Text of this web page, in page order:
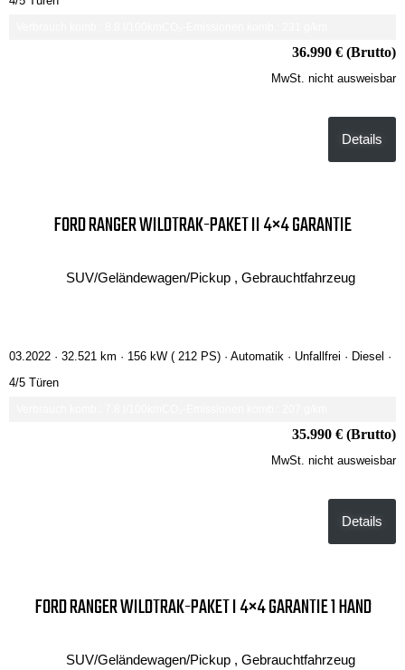
36.990 € (Brutto)
MwSt. nicht ausweisbar
Details
FORD RANGER WILDTRAK-PAKET II 4×4 GARANTIE
SUV/Geländewagen/Pickup , Gebrauchtfahrzeug
03.2022 · 32.521 km · 156 kW ( 212 PS) · Automatik · Unfallfrei · Diesel ·
4/5 Türen
35.990 € (Brutto)
MwSt. nicht ausweisbar
Details
FORD RANGER WILDTRAK-PAKET I 4×4 GARANTIE 1 HAND
SUV/Geländewagen/Pickup , Gebrauchtfahrzeug